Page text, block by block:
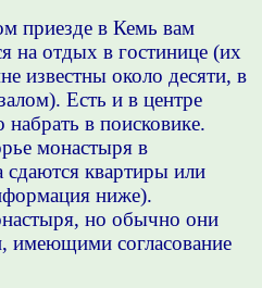
приезде в Кемь вам
на отдых в гостинице (их
известны около десяти, в
Есть и в центре
в поисковике.
монастыря в
сдаются квартиры или
ниже).
но обычно они
имеющими согласование